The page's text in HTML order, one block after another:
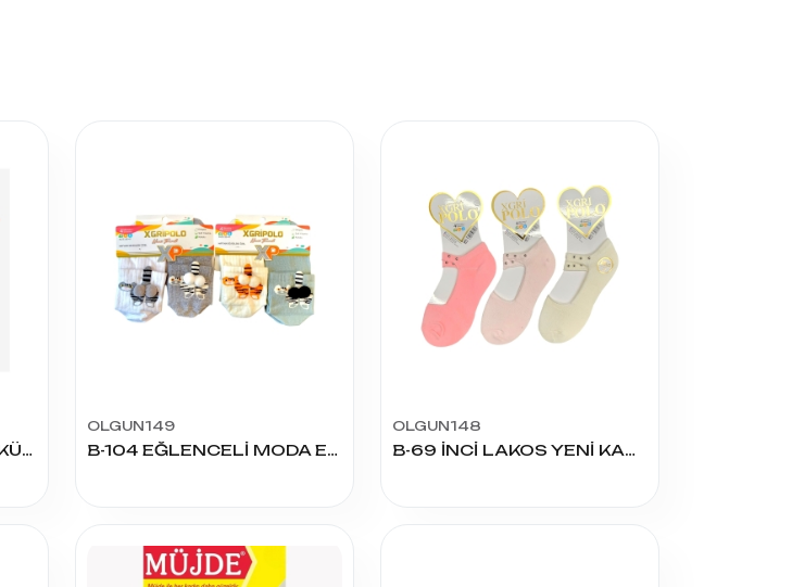
LAROSA KADIN POLAR KÜLOTLU ÇORAP
OLGUN149
B-104 EĞLENCELİ MODA ENERJİK ÇORAP
OLGUN148
B-69 İNCİ LAKOS YENİ KADIN BABET